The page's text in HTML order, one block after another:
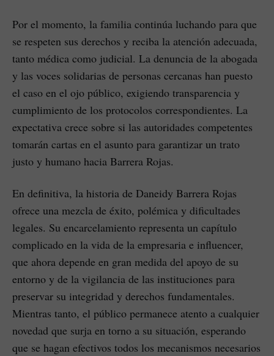
Por el momento, la familia continúa luchando para que
se respeten sus derechos y reciba la atención adecuada,
tanto médica como judicial. La denuncia de la abogada
y las voces solidarias de personas cercanas han puesto
el caso en el ojo público, exigiendo transparencia y
cumplimiento de los protocolos correspondientes. La
expectativa crece sobre si las autoridades competentes
tomarán cartas en el asunto para garantizar un trato
justo y humano hacia Barrera Rojas.
En definitiva, la historia de Daneidy Barrera Rojas
ofrece una mezcla de éxito, polémica y dificultades
legales. Su encarcelamiento representa un capítulo
complicado en la vida de la empresaria e influencer,
que ahora depende en gran medida del apoyo de su
entorno y de la vigilancia de las instituciones para
preservar su integridad y derechos fundamentales.
Mientras tanto, el público permanece atento a cualquier
novedad que surja en torno a su situación, esperando
que se hagan efectivos todos los mecanismos necesarios